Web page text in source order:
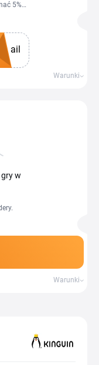
5%
ail
Warunki
w
Warunki